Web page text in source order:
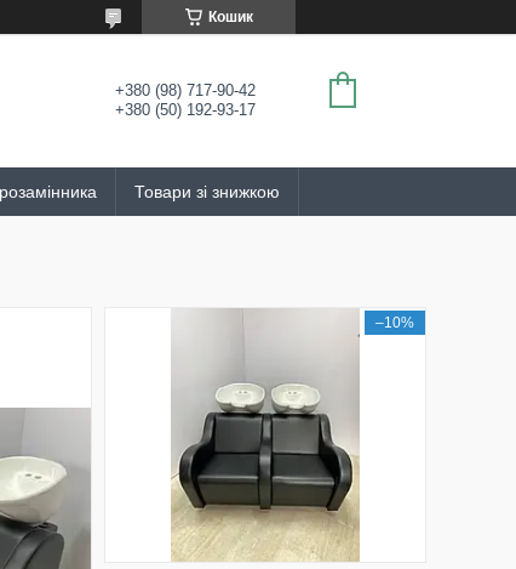
Кошик
+380 (98) 717-90-42
+380 (50) 192-93-17
Товари зі знижкою
–10%